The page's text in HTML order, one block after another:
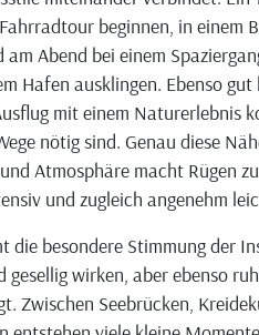
beginnen, in einem
am Abend bei einem
Hafen ausklingen. Ebenso gut
mit einem Naturerlebnis
nötig sind. Genau diese
Atmosphäre macht Rügen
und zugleich angenehm
die besondere Stimmung der
gesellig wirken, aber ebenso
Zwischen Seebrücken,